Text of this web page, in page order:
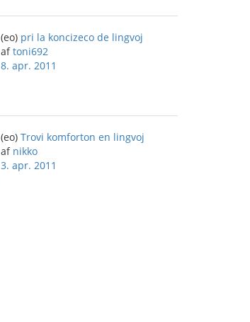
(eo) pri la koncizeco de lingvoj
aftoni692
8. apr. 2011
(eo) Trovi komforton en lingvoj
af nikko
3. apr. 2011